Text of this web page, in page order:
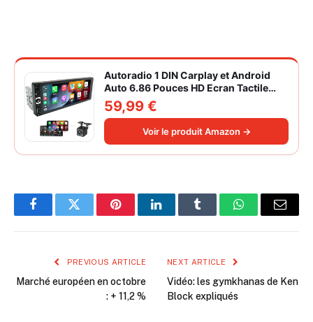
Autoradio 1 DIN Carplay et Android
Auto 6.86 Pouces HD Ecran Tactile
Poste Radio Voiture Soutien Lien
Miroir iOS/Android/Radio FM/USB/EQ
Autoradio Bluetooth Caméra de Recul
59,99 €
Voir le produit Amazon →
FacebookTwitter PinterestLinkedInTumblr WhatsAppEmail
PREVIOUS ARTICLE
Marché européen en octobre
: + 11,2 %
NEXT ARTICLE
Vidéo: les gymkhanas de Ken
Block expliqués